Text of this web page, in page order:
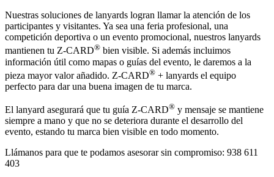
Nuestras soluciones de lanyards logran llamar la atención de los
participantes y visitantes. Ya sea una feria profesional, una
competición deportiva o un evento promocional, nuestros lanyards
mantienen tu Z-CARD® bien visible. Si además incluimos
información útil como mapas o guías del evento, le daremos a la
pieza mayor valor añadido. Z-CARD® + lanyards el equipo
perfecto para dar una buena imagen de tu marca.
El lanyard asegurará que tu guía Z-CARD® y mensaje se mantiene
siempre a mano y que no se deteriora durante el desarrollo del
evento, estando tu marca bien visible en todo momento.
Llámanos para que te podamos asesorar sin compromiso: 938 611
403